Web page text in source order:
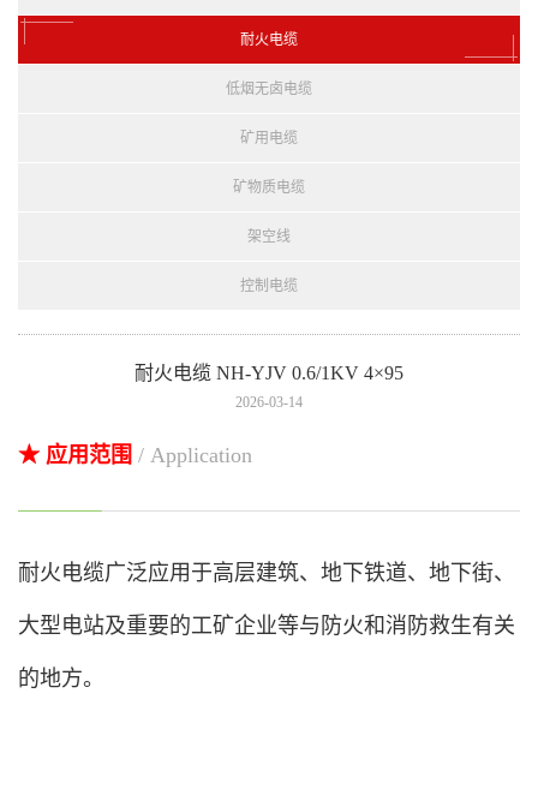
耐火电缆
低烟无卤电缆
矿用电缆
矿物质电缆
架空线
控制电缆
耐火电缆 NH-YJV 0.6/1KV 4×95
2026-03-14
★ 应用范围 / Application
耐火电缆广泛应用于高层建筑、地下铁道、地下街、
大型电站及重要的工矿企业等与防火和消防救生有关
的地方。